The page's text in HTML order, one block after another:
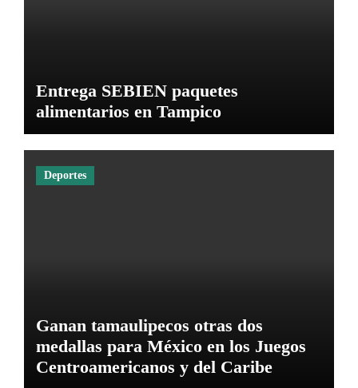
Entrega SEBIEN paquetes
alimentarios en Tampico
Deportes
Ganan tamaulipecos otras dos
medallas para México en los Juegos
Centroamericanos y del Caribe